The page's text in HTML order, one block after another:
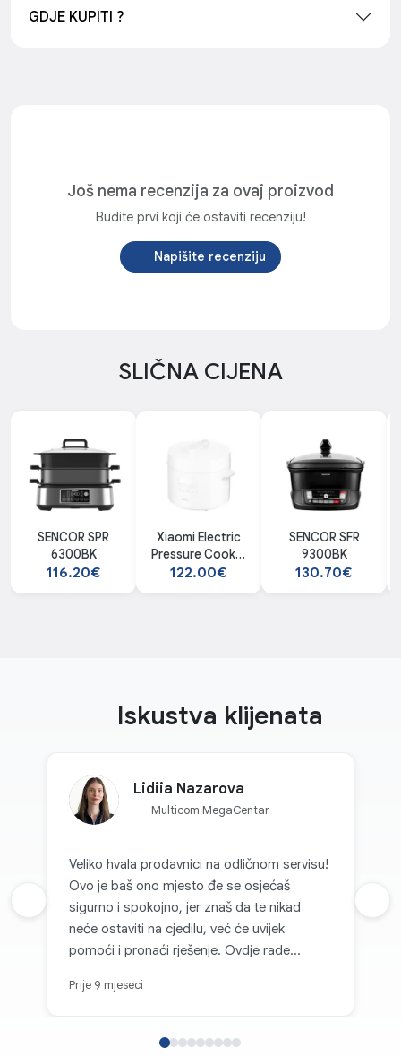
GDJE KUPITI ?
Još nema recenzija za ovaj proizvod
Budite prvi koji će ostaviti recenziju!
Napišite recenziju
SLIČNA CIJENA
SENCOR SPR
6300BK
116.20€
Xiaomi Electric
Pressure Cooker
4.8L
122.00€
SENCOR SFR
9300BK
130.70€
Iskustva klijenata
Lidiia Nazarova
Multicom MegaCentar
Veliko hvala prodavnici na odličnom servisu!
Ovo je baš ono mjesto đe se osjećaš
sigurno i spokojno, jer znaš da te nikad
neće ostaviti na cjedilu, već će uvijek
pomoći i pronaći rješenje. Ovdje rade
se poželiš vraćati opet i opet. Svaka
punim povjerenjem mogu reći da je ovo
Prije 9 mjeseci
Prethodna recenzija